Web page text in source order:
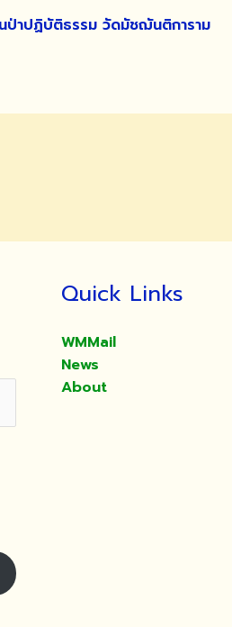
าปฏิบัติธรรม วัดมัชฌันติการาม
Quick Links
WMMail
News
About